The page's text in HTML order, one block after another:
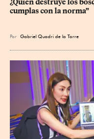
¿Quién destruye los
cumplas con la norma”
Por Gabriel Quadri de la Torre